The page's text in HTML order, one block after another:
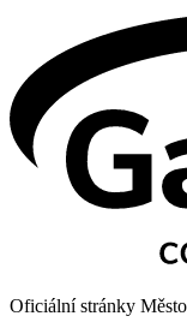
Oficiální stránky